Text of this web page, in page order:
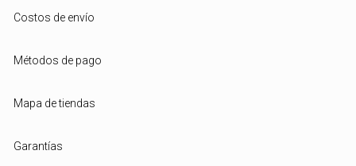
Costos de envío
Métodos de pago
Mapa de tiendas
Garantías